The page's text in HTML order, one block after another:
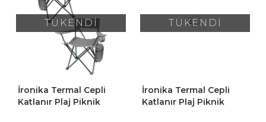
TÜKENDİ
İronika Termal Cepli
Katlanır Plaj Piknik
TÜKENDİ
İronika Termal Cepli
Katlanır Plaj Piknik